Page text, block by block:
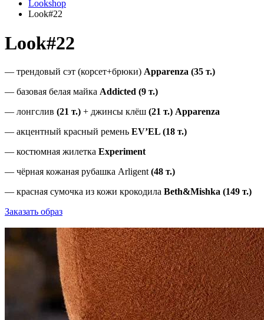
Lookshop
Look#22
Look#22
— трендовый сэт (корсет+брюки) Apparenza (35 т.)
— базовая белая майка Addicted (9 т.)
— лонгслив (21 т.) + джинсы клёш (21 т.) Apparenza
— акцентный красный ремень EV’EL (18 т.)
— костюмная жилетка Experiment
— чёрная кожаная рубашка Arligent (48 т.)
— красная сумочка из кожи крокодила Beth&Mishka (149 т.)
Заказать образ